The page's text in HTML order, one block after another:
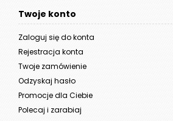
Twoje konto
Zaloguj się do konta
Rejestracja konta
Twoje zamówienie
Odzyskaj hasło
Promocje dla Ciebie
Polecaj i zarabiaj